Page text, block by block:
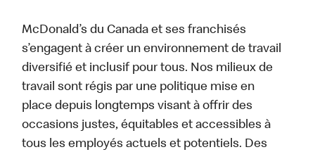
McDonald’s du Canada et ses franchisés
s’engagent à créer un environnement de travail
diversifié et inclusif pour tous. Nos milieux de
travail sont régis par une politique mise en
place depuis longtemps visant à offrir des
occasions justes, équitables et accessibles à
tous les employés actuels et potentiels. Des